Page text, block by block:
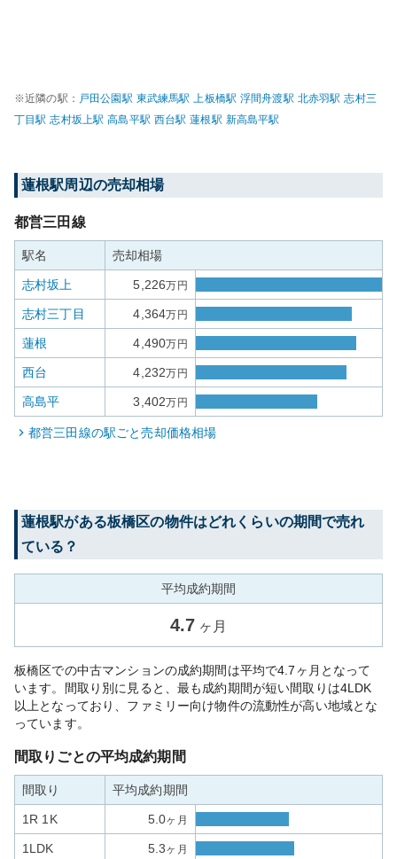
※近隣の駅： 戸田公園駅 東武練馬駅 上板橋駅 浮間舟渡駅 北赤羽駅 志村三
丁目駅 志村坂上駅 高島平駅 西台駅 蓮根駅 新高島平駅
蓮根駅周辺の売却相場
都営三田線
駅名 売却相場
志村坂上 5,226万円
志村三丁目 4,364万円
蓮根 4,490万円
西台 4,232万円
高島平 3,402万円
都営三田線の駅ごと売却価格相場
蓮根駅がある板橋区の物件はどれくらいの期間で売れ
ている？
平均成約期間
4.7 ヶ月
板橋区での中古マンションの成約期間は平均で4.7ヶ月となって
います。間取り別に見ると、最も成約期間が短い間取りは4LDK
以上となっており、ファミリー向け物件の流動性が高い地域とな
っています。
間取りごとの平均成約期間
間取り 平均成約期間
1R 1K 5.0ヶ月
1LDK 5.3ヶ月